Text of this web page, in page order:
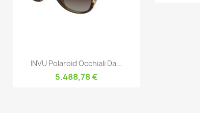
Anteprima
INVU Polaroid Occhiali Da...
5.488,78 €